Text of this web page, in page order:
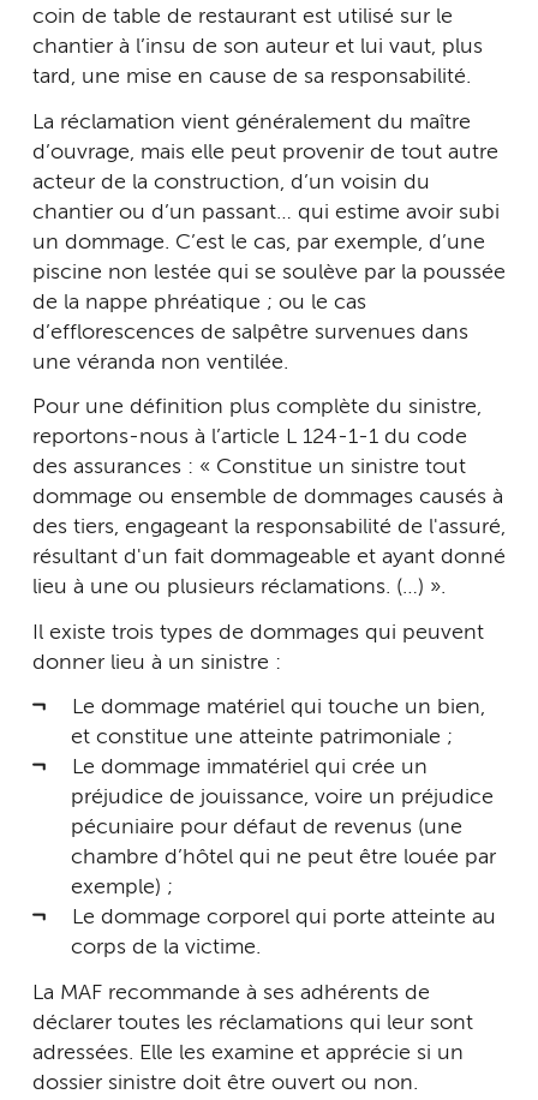
coin de table de restaurant est utilisé sur le
chantier à l’insu de son auteur et lui vaut, plus
tard, une mise en cause de sa responsabilité.
La réclamation vient généralement du maître
d’ouvrage, mais elle peut provenir de tout autre
acteur de la construction, d’un voisin du
chantier ou d’un passant… qui estime avoir subi
un dommage. C’est le cas, par exemple, d’une
piscine non lestée qui se soulève par la poussée
de la nappe phréatique ; ou le cas
d’efflorescences de salpêtre survenues dans
une véranda non ventilée.
Pour une définition plus complète du sinistre,
reportons-nous à l’article L 124-1-1 du code
des assurances : « Constitue un sinistre tout
dommage ou ensemble de dommages causés à
des tiers, engageant la responsabilité de l'assuré,
résultant d'un fait dommageable et ayant donné
lieu à une ou plusieurs réclamations. (…) ».
Il existe trois types de dommages qui peuvent
donner lieu à un sinistre :
Le dommage matériel qui touche un bien,
et constitue une atteinte patrimoniale ;
Le dommage immatériel qui crée un
préjudice de jouissance, voire un préjudice
pécuniaire pour défaut de revenus (une
chambre d’hôtel qui ne peut être louée par
exemple) ;
Le dommage corporel qui porte atteinte au
corps de la victime.
La MAF recommande à ses adhérents de
déclarer toutes les réclamations qui leur sont
adressées. Elle les examine et apprécie si un
dossier sinistre doit être ouvert ou non.